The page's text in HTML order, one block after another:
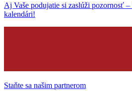
Aj Vaše podujatie si zaslúži pozornosť
kalendári!
Staňte sa našim partnerom